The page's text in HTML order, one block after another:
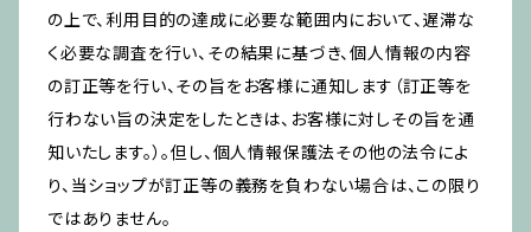
の上で、利用目的の達成に必要な範囲内において、遅滞な
く必要な調査を行い、その結果に基づき、個人情報の内容
の訂正等を行い、その旨をお客様に通知します（訂正等を
行わない旨の決定をしたときは、お客様に対しその旨を通
知いたします。）。但し、個人情報保護法その他の法令によ
り、当ショップが訂正等の義務を負わない場合は、この限り
ではありません。